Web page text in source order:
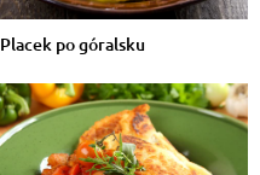
Placek po góralsku